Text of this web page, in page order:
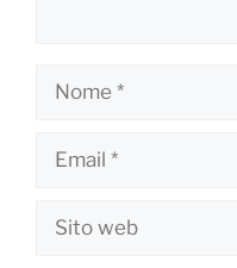
Nome
Email
Sito